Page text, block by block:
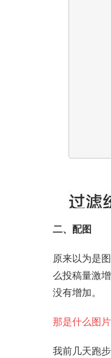
二、配图
原来以为是
么投稿量激
没有增加。
那是什么图
我前几天跑